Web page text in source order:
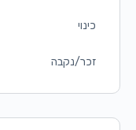
כינוי
זכר/נקבה